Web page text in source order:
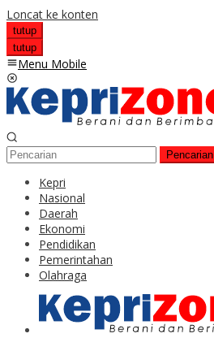
Loncat ke konten
tutup
tutup
Menu Mobile
Pencarian
Kepri
Nasional
Daerah
Ekonomi
Pendidikan
Pemerintahan
Olahraga